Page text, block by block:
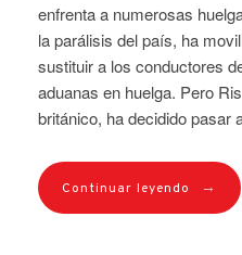
enfrenta a numerosas
la parálisis del país, ha
sustituir a los conductores
aduanas en huelga. Pero
británico, ha decidido
Continuar leyendo →